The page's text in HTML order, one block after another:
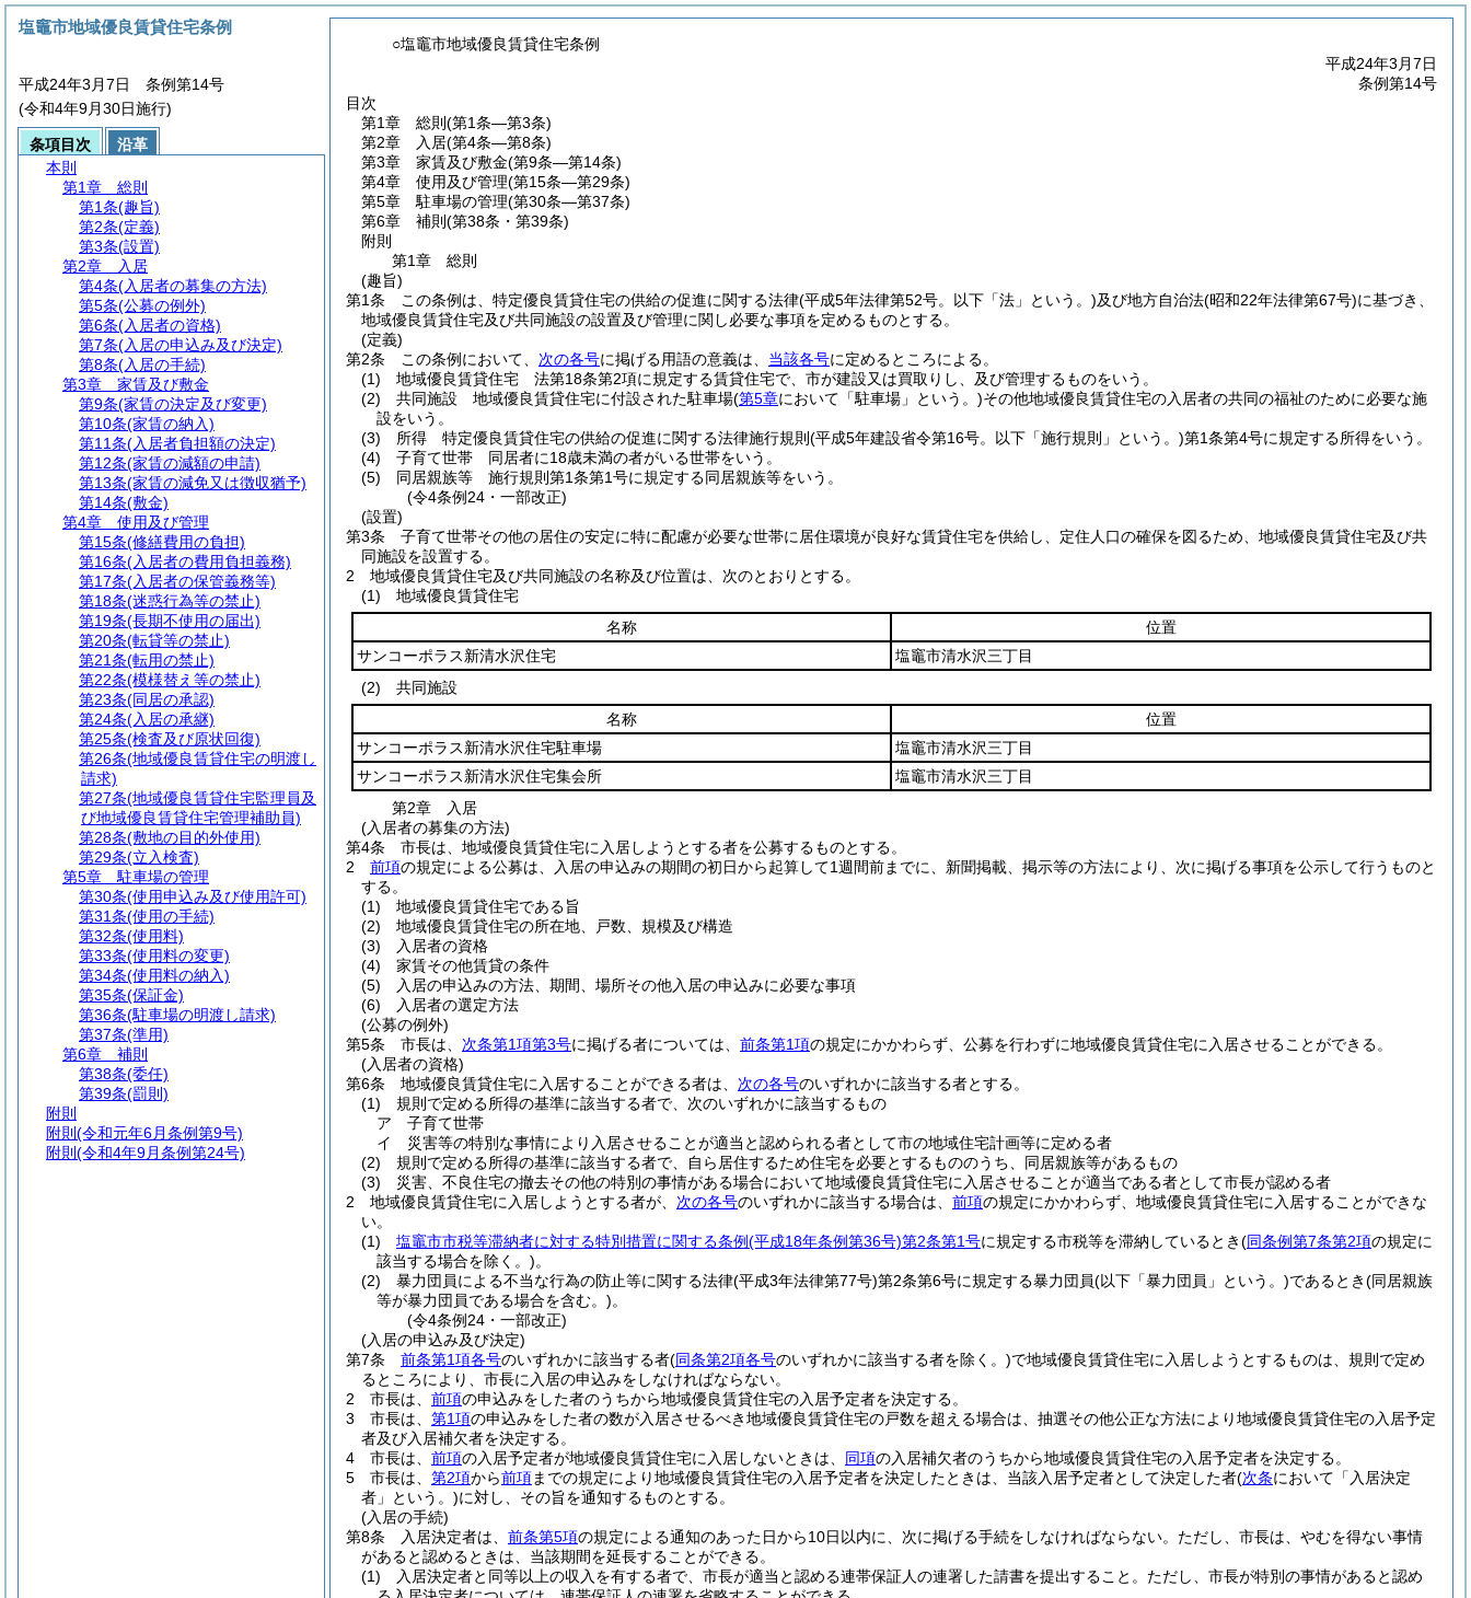
○塩竈市地域優良賃貸住宅条例
平成24年3月7日
条例第14号
目次
第1章
総則 (第1条―第3条)
第2章
入居(第4条―第8条)
第3章
家賃及び敷金(第9条―第14条)
第4章
使用及び管理(第15条―第29条)
第5章
駐車場の管理(第30条―第37条)
第6章
補則 (第38条・第39条)
附則
第1章
総則
(趣旨)
第1条
この条例は、特定優良賃貸住宅の供給の促進に関する法律(平成5年法律第52号。以下「法」という。)及び地方自治法(昭和22年法律第67号)に基づき、
地域優良賃貸住宅及び共同施設の設置及び管理に関し必要な事項を定めるものとする。
(定義)
第2条
この条例において、 次の各号に掲げる用語の意義は、 当該各号に定めるところによる。
(1)
地域優良賃貸住宅 法第18条第2項に規定する賃貸住宅で、市が建設又は買取りし、及び管理するものをいう。
(2)
共同施設 地域優良賃貸住宅に付設された駐車場(第5章において「駐車場」という。)その他地域優良賃貸住宅の入居者の共同の福祉のために必要な施
設をいう。
(3)
所得 特定優良賃貸住宅の供給の促進に関する法律施行規則 (平成5年建設省令第16号。以下「施行規則」という。)第1条第4号に規定する所得をいう。
(4)
子育て世帯 同居者に18歳未満の者がいる世帯をいう。
(5)
同居親族等 施行規則第1条第1号に規定する同居親族等をいう。
(令4条例24・一部改正)
(設置)
第3条
子育て世帯その他の居住の安定に特に配慮が必要な世帯に居住環境が良好な賃貸住宅を供給し、定住人口の確保を図るため、地域優良賃貸住宅及び共
同施設を設置する。
2
地域優良賃貸住宅及び共同施設の名称及び位置は、次のとおりとする。
(1)
地域優良賃貸住宅
名称
位置
サンコーポラス新清水沢住宅
塩竈市清水沢三丁目
(2)
共同施設
名称
位置
サンコーポラス新清水沢住宅駐車場
塩竈市清水沢三丁目
サンコーポラス新清水沢住宅集会所
塩竈市清水沢三丁目
第2章
入居
(入居者の募集の方法)
第4条
市長は、地域優良賃貸住宅に入居しようとする者を公募するものとする。
2
前項の規定による公募は、入居の申込みの期間の初日から起算して1週間前までに、新聞掲載、掲示等の方法により、次に掲げる事項を公示して行うものと
する。
(1)
地域優良賃貸住宅である旨
(2)
地域優良賃貸住宅の所在地、戸数、規模及び構造
(3)
入居者の資格
(4)
家賃その他賃貸の条件
(5)
入居の申込みの方法、期間、場所その他入居の申込みに必要な事項
(6)
入居者の選定方法
(公募の例外)
第5条
市長は、 次条第1項第3号に掲げる者については、 前条第1項の規定にかかわらず、公募を行わずに地域優良賃貸住宅に入居させることができる。
(入居者の資格)
第6条
地域優良賃貸住宅に入居することができる者は、 次の各号のいずれかに該当する者とする。
(1)
規則で定める所得の基準に該当する者で、次のいずれかに該当するもの
ア
子育て世帯
イ
災害等の特別な事情により入居させることが適当と認められる者として市の地域住宅計画等に定める者
(2)
規則で定める所得の基準に該当する者で、自ら居住するため住宅を必要とするもののうち、同居親族等があるもの
(3)
災害、不良住宅の撤去その他の特別の事情がある場合において地域優良賃貸住宅に入居させることが適当である者として市長が認める者
2
地域優良賃貸住宅に入居しようとする者が、 次の各号のいずれかに該当する場合は、 前項の規定にかかわらず、地域優良賃貸住宅に入居することができな
い。
(1)
塩竈市市税等滞納者に対する特別措置に関する条例(平成18年条例第36号)第2条第1号に規定する市税等を滞納しているとき(同条例第7条第2項の規定に
該当する場合を除く。)。
(2)
暴力団員による不当な行為の防止等に関する法律(平成3年法律第77号)第2条第6号に規定する暴力団員(以下「暴力団員」という。)であるとき(同居親族
等が暴力団員である場合を含む。)。
(令4条例24・一部改正)
(入居の申込み及び決定)
第7条
前条第1項各号のいずれかに該当する者(同条第2項各号のいずれかに該当する者を除く。)で地域優良賃貸住宅に入居しようとするものは、規則で定め
るところにより、市長に入居の申込みをしなければならない。
2
市長は、 前項の申込みをした者のうちから地域優良賃貸住宅の入居予定者を決定する。
3
市長は、 第1項の申込みをした者の数が入居させるべき地域優良賃貸住宅の戸数を超える場合は、抽選その他公正な方法により地域優良賃貸住宅の入居予定
者及び入居補欠者を決定する。
4
市長は、 前項の入居予定者が地域優良賃貸住宅に入居しないときは、 同項の入居補欠者のうちから地域優良賃貸住宅の入居予定者を決定する。
5
市長は、 第2項から前項までの規定により地域優良賃貸住宅の入居予定者を決定したときは、当該入居予定者として決定した者(次条において「入居決定
者」という。)に対し、その旨を通知するものとする。
(入居の手続)
第8条
入居決定者は、 前条第5項の規定による通知のあった日から10日以内に、次に掲げる手続をしなければならない。 ただし、市長は、やむを得ない事情
があると認めるときは、当該期間を延長することができる。
(1)
入居決定者と同等以上の収入を有する者で、市長が適当と認める連帯保証人の連署した請書を提出すること。 ただし、市長が特別の事情があると認め
塩竈市地域優良賃貸住宅条例
平成24年3月7日 条例第14号
(令和4年9月30日施行)
条項目次
沿革
本則
第1章
総則
第1条(趣旨)
第2条(定義)
第3条(設置)
第2章
入居
第4条(入居者の募集の方法)
第5条(公募の例外)
第6条(入居者の資格)
第7条(入居の申込み及び決定)
第8条(入居の手続)
第3章
家賃及び敷金
第9条(家賃の決定及び変更)
第10条(家賃の納入)
第11条(入居者負担額の決定)
第12条(家賃の減額の申請)
第13条(家賃の減免又は徴収猶予)
第14条(敷金)
第4章
使用及び管理
第15条(修繕費用の負担)
第16条(入居者の費用負担義務)
第17条(入居者の保管義務等)
第18条(迷惑行為等の禁止)
第19条(長期不使用の届出)
第20条(転貸等の禁止)
第21条(転用の禁止)
第22条(模様替え等の禁止)
第23条(同居の承認)
第24条(入居の承継)
第25条(検査及び原状回復)
第26条(地域優良賃貸住宅の明渡し
請求)
第27条(地域優良賃貸住宅監理員及
び地域優良賃貸住宅管理補助員)
第28条(敷地の目的外使用)
第29条(立入検査)
第5章
駐車場の管理
第30条(使用申込み及び使用許可)
第31条(使用の手続)
第32条(使用料)
第33条(使用料の変更)
第34条(使用料の納入)
第35条(保証金)
第36条(駐車場の明渡し請求)
第37条(準用)
第6章
補則
第38条(委任)
第39条(罰則)
附則
附則 (令和元年6月条例第9号)
附則 (令和4年9月条例第24号)